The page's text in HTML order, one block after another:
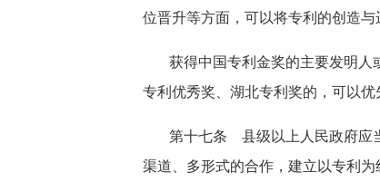
位晋升等方面，可以将专利的创造与
获得中国专利金奖的主要发明人
专利优秀奖、湖北专利奖的，可以优
第十七条 县级以上人民政府应
渠道、多形式的合作，建立以专利